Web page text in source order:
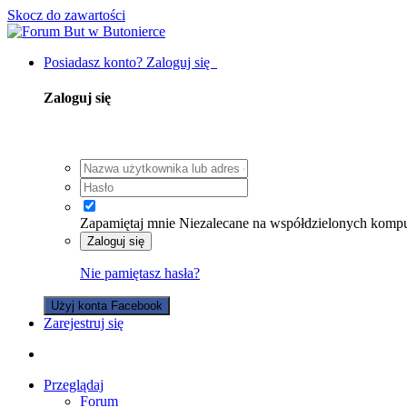
Skocz do zawartości
Posiadasz konto? Zaloguj się
Zaloguj się
Zapamiętaj mnie Niezalecane na współdzielonych
Zaloguj się
Nie pamiętasz hasła?
Użyj konta Facebook
Zarejestruj się
Przeglądaj
Forum